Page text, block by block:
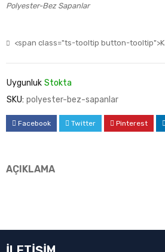
Polyester-Bez Sapanlar
<span class="ts-tooltip button-
Uygunluk Stokta
SKU: polyester-bez-sapanlar
Facebook Twitter Pinterest
AÇIKLAMA